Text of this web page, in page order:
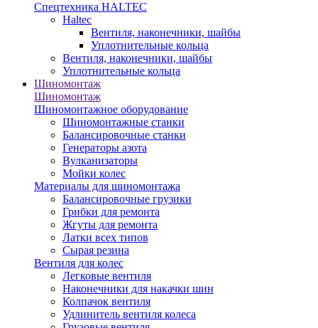
Спецтехника HALTEC
Haltec
Вентиля, наконечники, шайбы
Уплотнительные кольца
Вентиля, наконечники, шайбы
Уплотнительные кольца
Шиномонтаж
Шиномонтаж
Шиномонтажное оборудование
Шиномонтажные станки
Балансировочные станки
Генераторы азота
Вулканизаторы
Мойки колес
Материалы для шиномонтажа
Балансировочные грузики
Грибки для ремонта
Жгуты для ремонта
Латки всех типов
Сырая резина
Вентиля для колес
Легковые вентиля
Наконечники для накачки шин
Колпачок вентиля
Удлинитель вентиля колеса